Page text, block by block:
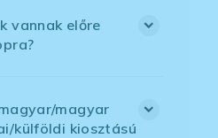
vannak előre
magyar
külföldi kiosztású